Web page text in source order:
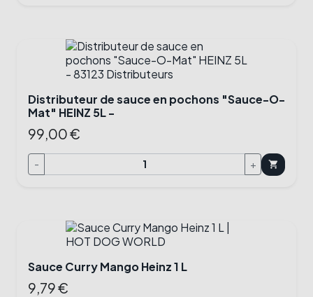
Distributeur de sauce en pochons "Sauce-O-
Mat" HEINZ 5L -
99,00 €
- + shopping_cart
Sauce Curry Mango Heinz 1 L
9,79 €